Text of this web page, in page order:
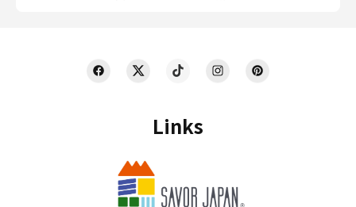
Links